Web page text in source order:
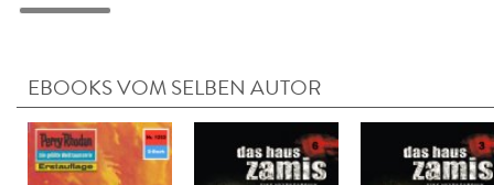
EBOOKS VOM SELBEN AUTOR